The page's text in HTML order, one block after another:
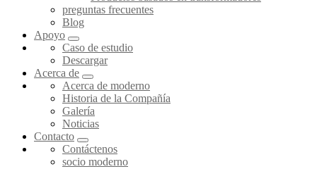
preguntas frecuentes
Blog
Apoyo
Caso de estudio
Descargar
Acerca de
Acerca de moderno
Historia de la Compañía
Galería
Noticias
Contacto
Contáctenos
socio moderno